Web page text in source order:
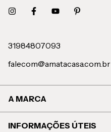
31984807093
falecom@amatacasa.com.br
A MARCA
INFORMAÇÕES ÚTEIS